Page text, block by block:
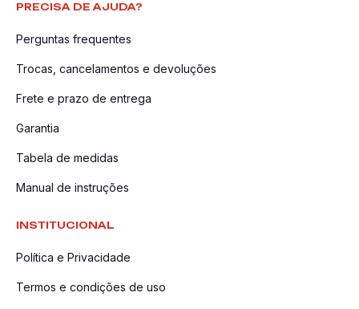
PRECISA DE AJUDA?
Perguntas frequentes
Trocas, cancelamentos e devoluções
Frete e prazo de entrega
Garantia
Tabela de medidas
Manual de instruções
INSTITUCIONAL
Política e Privacidade
Termos e condições de uso